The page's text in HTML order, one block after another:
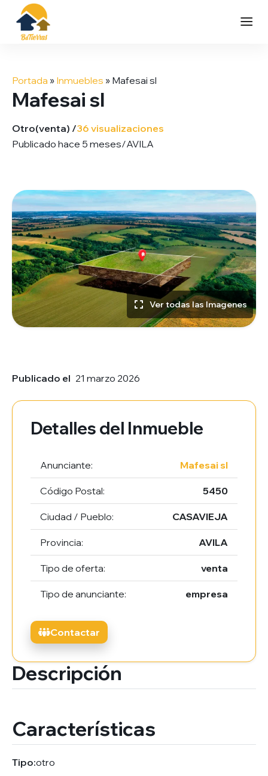
contenido
Portada » Inmuebles » Mafesai sl
Mafesai sl
Otro(venta) /36 visualizaciones
Publicado hace 5 meses/AVILA
Ver todas las Imagenes
Publicado el 21 marzo 2026
Descripción
Características
Tipo:otro
Detalles del Inmueble
Anunciante: Mafesai sl
Código Postal: 5450
Ciudad / Pueblo: CASAVIEJA
Provincia: AVILA
Tipo de oferta: venta
Tipo de anunciante: empresa
Contactar